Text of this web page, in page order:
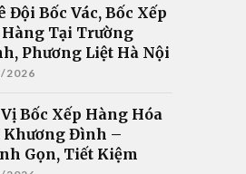
Đội Bốc Vác, Bốc Xếp
Tại Trường
Phương Liệt Hà Nội
2026
Bốc Xếp Hàng Hóa
Khương Đình –
Gọn, Tiết Kiệm